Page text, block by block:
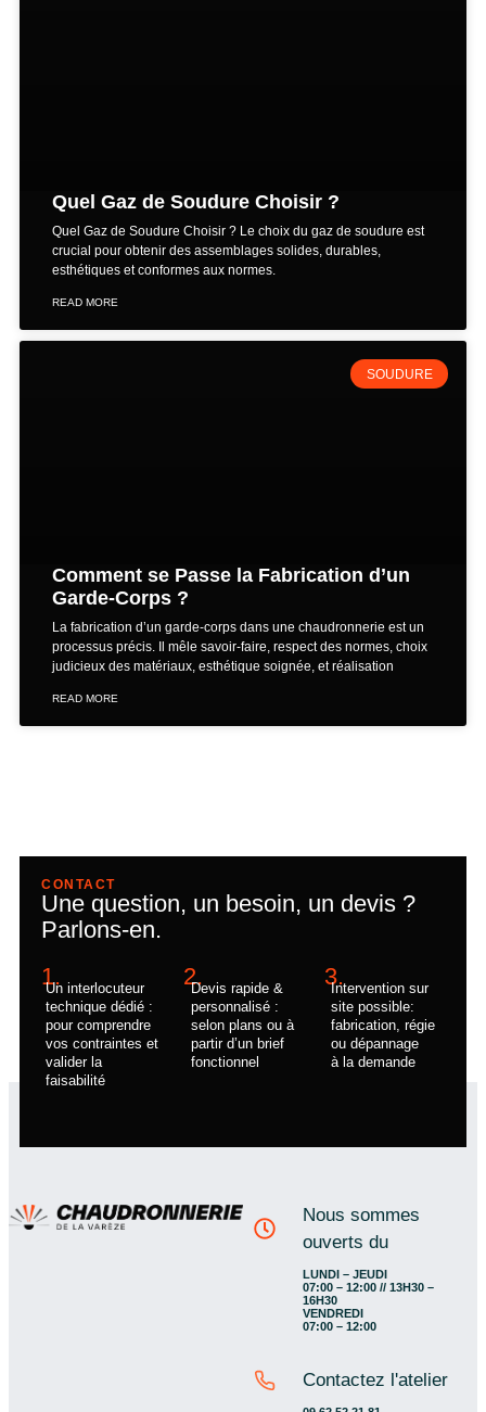
Quel Gaz de Soudure Choisir ?
Quel Gaz de Soudure Choisir ? Le choix du gaz de soudure est
crucial pour obtenir des assemblages solides, durables,
esthétiques et conformes aux normes.
READ MORE
SOUDURE
Comment se Passe la Fabrication d’un
Garde-Corps ?
La fabrication d’un garde-corps dans une chaudronnerie est un
processus précis. Il mêle savoir-faire, respect des normes, choix
judicieux des matériaux, esthétique soignée, et réalisation
READ MORE
CONTACT
Une question, un besoin, un devis ?
Parlons-en.
1.
Un interlocuteur
technique dédié :
pour comprendre
vos contraintes et
valider la
faisabilité
2.Devis rapide &
personnalisé :
selon plans ou à
partir d’un brief
fonctionnel
3.
Intervention sur
site possible:
fabrication, régie
ou dépannage
à la demande
Nous sommes
ouverts du
LUNDI – JEUDI
07:00 – 12:00 // 13H30 –
16H30
VENDREDI
07:00 – 12:00
Contactez l'atelier